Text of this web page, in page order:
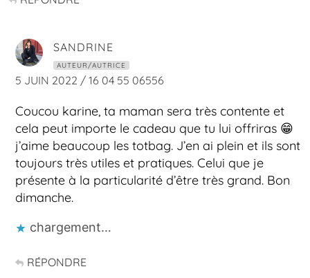
SANDRINE
AUTEUR/AUTRICE
5 JUIN 2022 / 16 04 55 06556
Coucou karine, ta maman sera très contente et
cela peut importe le cadeau que tu lui offriras 😁
j’aime beaucoup les totbag. J’en ai plein et ils sont
toujours très utiles et pratiques. Celui que je
présente à la particularité d’être très grand. Bon
dimanche.
chargement…
RÉPONDRE